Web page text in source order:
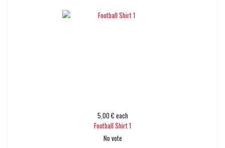
5,00 € each
Football Shirt 1
No vote